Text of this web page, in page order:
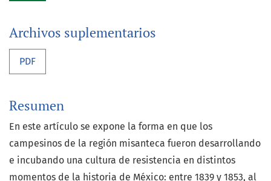
Archivos suplementarios
PDF
Resumen
En este artículo se expone la forma en que los
campesinos de la región misanteca fueron desarrollando
e incubando una cultura de resistencia en distintos
momentos de la historia de México: entre 1839 y 1853, al